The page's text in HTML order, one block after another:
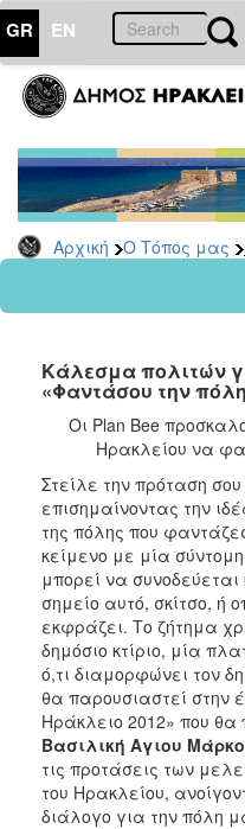
GR EN
Αρχική Ο Τόπος μας
ΤΟΠΟΣ
ΜΑΣ
Ανακοινώσεις
Αρχείο
2026
2024
2022
2021
2020
2019
2018
2017
2016
2015
2012
2011
Kάλεσμα πολιτών
«Φαντάσου την
Οι Plan Bee
Ηρακλείου να
Στείλε την πρόταση
επισημαίνοντας την
της πόλης που
κείμενο με μία
μπορεί να
σημείο αυτό, σκίτσο, ή
εκφράζει. Το ζήτημα
δημόσιο κτίριο, μία
ό,τι διαμορφώνει τον
θα παρουσιαστεί στην
Ηράκλειο 2012» που θα
Βασιλική Αγιου
τις προτάσεις των
του Ηρακλείου,
διάλογο για την πόλη